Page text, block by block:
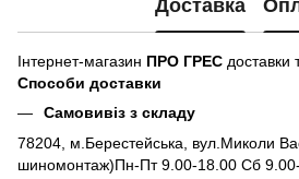
Доставка
Інтернет-магазин ПРО ГРЕС доставки
Способи доставки
Самовивіз з складу
78204, м.Берестейська, вул.Миколи
шиномонтаж)Пн-Пт 9.00-18.00 Сб